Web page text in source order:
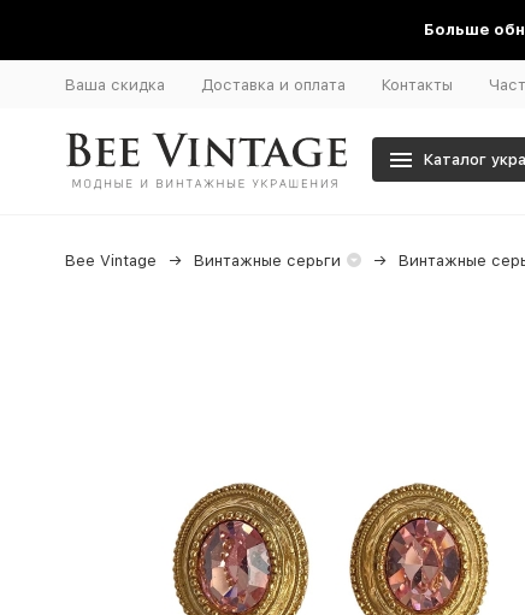
Больше
Ваша скидка Доставка и оплата Контакты
Каталог
Bee Vintage Винтажные серьги Винтажные